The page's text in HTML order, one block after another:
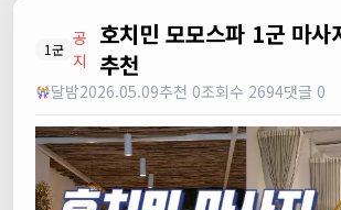
1군
공
지
호치민 모모스파 1군 마사
추천
달밤2026.05.09추천 0조회수 2694댓글 0